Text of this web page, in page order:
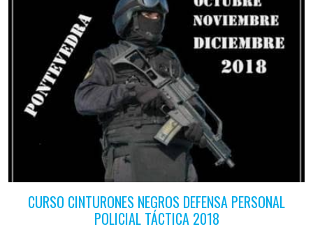
CURSO CINTURONES NEGROS DEFENSA PERSONAL
POLICIAL TÁCTICA 2018